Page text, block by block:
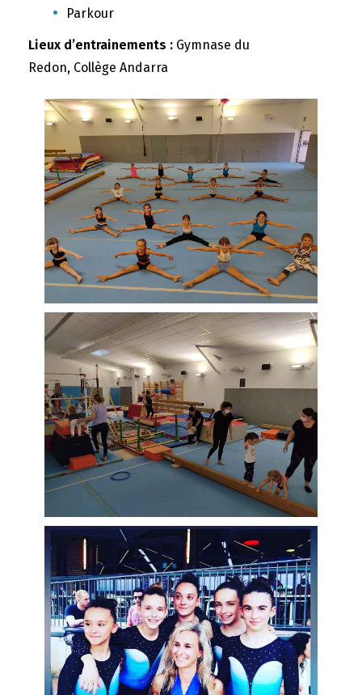
Parkour
Lieux d’entrainements : Gymnase du
Redon, Collège Andarra